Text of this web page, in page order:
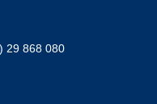
29 868 080